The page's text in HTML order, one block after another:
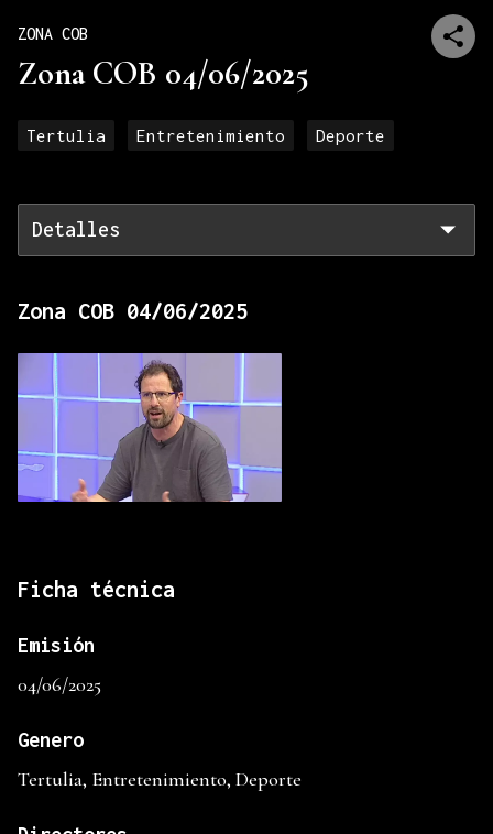
ZONA COB
Zona COB 04/06/2025
Tertulia Entretenimiento Deporte
Detalles
Zona COB 04/06/2025
Ficha técnica
Emisión
04/06/2025
Genero
Tertulia, Entretenimiento, Deporte